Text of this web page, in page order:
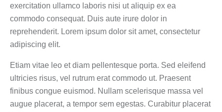
exercitation ullamco laboris nisi ut aliquip ex ea
commodo consequat. Duis aute irure dolor in
reprehenderit. Lorem ipsum dolor sit amet, consectetur
adipiscing elit.
Etiam vitae leo et diam pellentesque porta. Sed eleifend
ultricies risus, vel rutrum erat commodo ut. Praesent
finibus congue euismod. Nullam scelerisque massa vel
augue placerat, a tempor sem egestas. Curabitur placerat